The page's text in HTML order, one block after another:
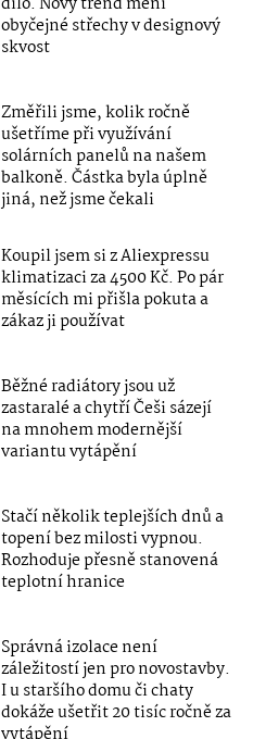
obyčejné střechy v designový
skvost
Změřili jsme, kolik ročně
ušetříme při využívání
solárních panelů na našem
balkoně. Částka byla úplně
jiná, než jsme čekali
Koupil jsem si z Aliexpressu
klimatizaci za 4500 Kč. Po pár
měsících mi přišla pokuta a
zákaz ji používat
Běžné radiátory jsou už
zastaralé a chytří Češi sázejí
na mnohem modernější
variantu vytápění
Stačí několik teplejších dnů a
topení bez milosti vypnou.
Rozhoduje přesně stanovená
teplotní hranice
Správná izolace není
záležitostí jen pro novostavby.
I u staršího domu či chaty
dokáže ušetřit 20 tisíc ročně za